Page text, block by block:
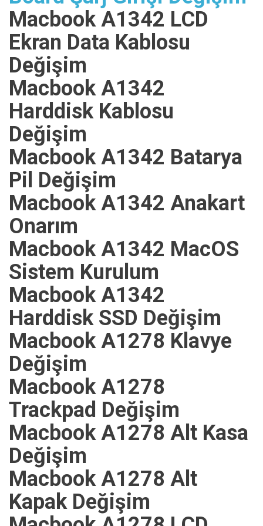
Macbook A1342 LCD
Ekran Data Kablosu
Değişim
Macbook A1342
Harddisk Kablosu
Değişim
Macbook A1342 Batarya
Pil Değişim
Macbook A1342 Anakart
Onarım
Macbook A1342 MacOS
Sistem Kurulum
Macbook A1342
Harddisk SSD Değişim
Macbook A1278 Klavye
Değişim
Macbook A1278
Trackpad Değişim
Macbook A1278 Alt Kasa
Değişim
Macbook A1278 Alt
Kapak Değişim